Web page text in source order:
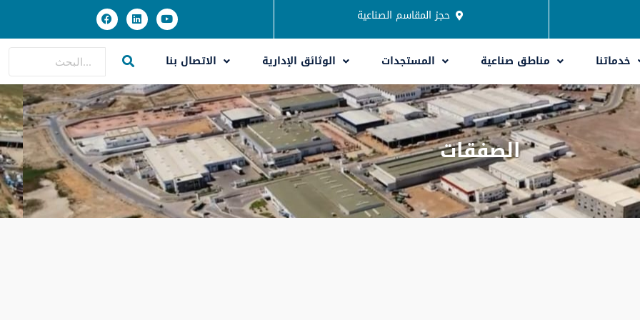
حجز المقاسم الصناعية
الاتصال بنا الوثائق الإدارية المستجدات مناطق صناعية خدماتنا
الصفقات